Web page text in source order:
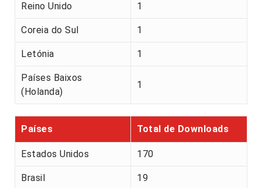
Reino Unido 1
Coreia do Sul 1
Letónia 1
Países Baixos
(Holanda)
1
Países Total de Downloads
Estados Unidos 170
Brasil 19